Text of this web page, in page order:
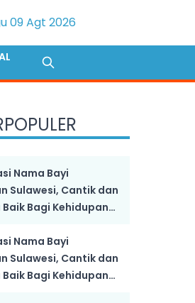
09 Agt 2026
Nama Bayi
Sulawesi, Cantik dan
Bagi Kehidupan
Nama Bayi
Sulawesi, Cantik dan
Bagi Kehidupan